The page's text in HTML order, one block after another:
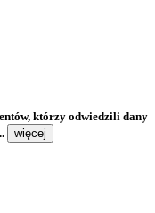
którzy odwiedzili dany
więcej